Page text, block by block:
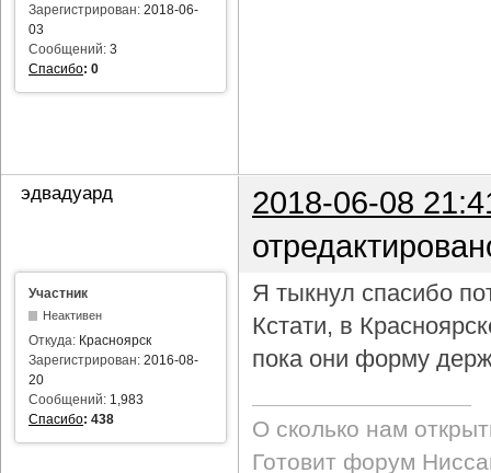
Зарегистрирован: 2018-06-
03
Сообщений: 3
Спасибо: 0
эдвадуард
2018-06-08
Участник
Неактивен
Откуда: Красноярск
Зарегистрирован: 2016-08-
20
Сообщений: 1,983
Спасибо: 438
Я тыкнул спасибо
Кстати, в
пока они форму
О сколько нам
Готовит форум